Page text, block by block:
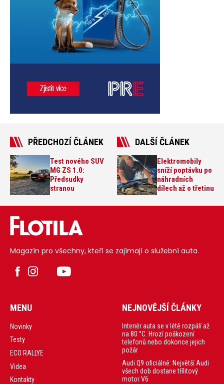
PŘEDCHOZÍ ČLÁNEK
Test nového SUV
MG ZS 1.0:
Předsudky
stranou
DALŠÍ ČLÁNEK
Elektromobily
sníží poptávku po
náhradních
dílech až o třetinu
Magazín pro všechny, kteří se zajímají o služební auta.
MENU
Novinky
Testy
ECO RALLYE
Videa
Kontakty
NEJNOVĚJŠÍ ČLÁNKY
Interiér auta se v létě rozpálí až
na 80 °C. Hrozí poškození
telefonů nebo dokonce jejich
požár
Audi Q9 oficiálně: Největší Audi
všech dob dostane třílitový
motor V6